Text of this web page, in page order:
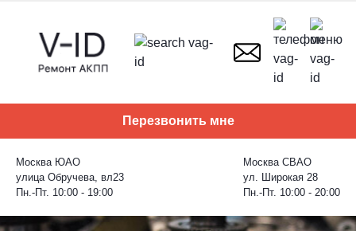
Перезвонить мне
Москва ЮАО
улица Обручева, вл23
Пн.-Пт. 10:00 - 19:00
Москва СВАО
ул. Широкая 28
Пн.-Пт. 10:00 - 20:00